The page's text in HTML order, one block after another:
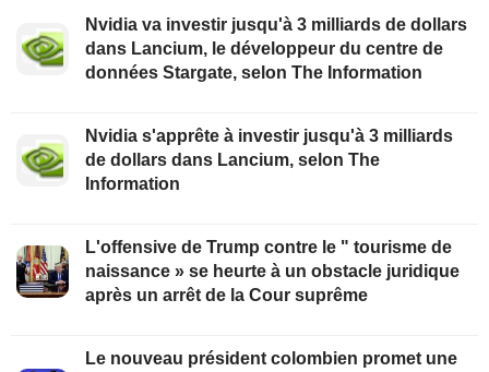
Nvidia va investir jusqu'à 3 milliards de dollars
dans Lancium, le développeur du centre de
données Stargate, selon The Information
Nvidia s'apprête à investir jusqu'à 3 milliards
de dollars dans Lancium, selon The
Information
L'offensive de Trump contre le " tourisme de
naissance » se heurte à un obstacle juridique
après un arrêt de la Cour suprême
Le nouveau président colombien promet une